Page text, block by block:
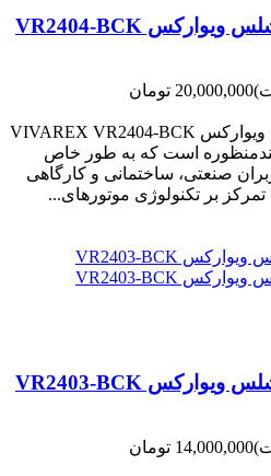
20,000,000 تومان
کیت شارژی 4 عددی براشلس ویوارکس VIVAREX VR2404-BCK
است که به طور خاص
صنعتی، ساختمانی و کارگاهی
بر تکنولوژی موتورهای...
14,000,000 تومان